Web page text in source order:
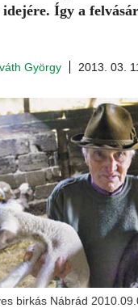
idejére. Így a
György 2013. 03.
birkás Nábrád